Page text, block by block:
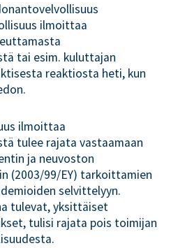
ilmoittaa
tai esim. kuluttajan
reaktiosta heti, kun
ilmoittaa
tulee rajata vastaamaan
ja neuvoston
(2003/99/EY) tarkoittamien
selvittelyyn.
tulevat, yksittäiset
tulisi rajata pois toimijan